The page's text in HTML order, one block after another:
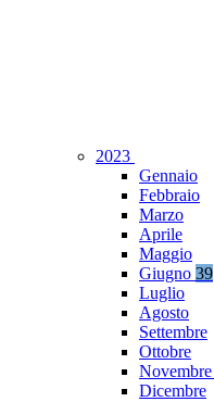
2023
Gennaio
Febbraio
Marzo
Aprile
Maggio
Giugno 39
Luglio
Agosto
Settembre
Ottobre
Novembre
Dicembre